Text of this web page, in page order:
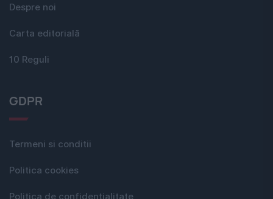
Despre noi
Carta editorială
10 Reguli
GDPR
Termeni si conditii
Politica cookies
Politica de confidențialitate